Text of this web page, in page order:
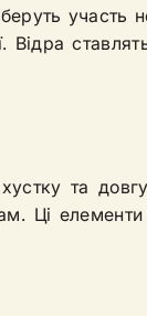
участь
та
Ці